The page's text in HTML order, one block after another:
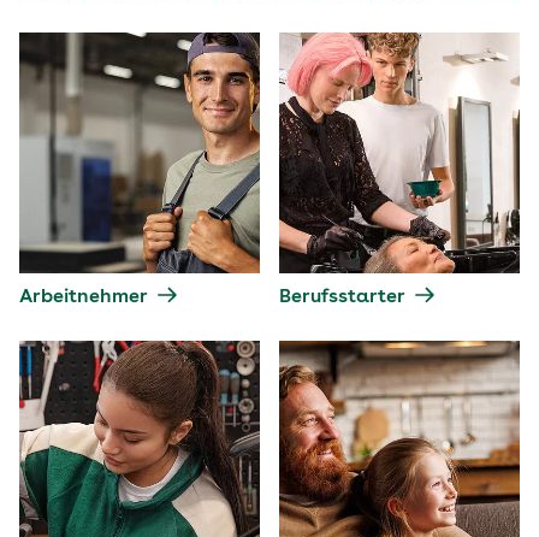
Arbeitnehmer Berufsstarter